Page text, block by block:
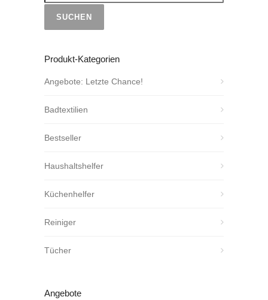
SUCHEN
Produkt-Kategorien
Angebote: Letzte Chance!
Badtextilien
Bestseller
Haushaltshelfer
Küchenhelfer
Reiniger
Tücher
Angebote